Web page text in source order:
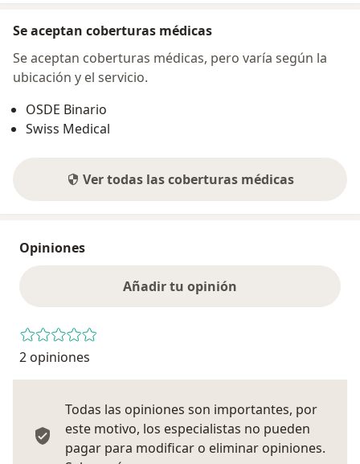
Se aceptan coberturas médicas
Se aceptan coberturas médicas, pero varía según la
ubicación y el servicio.
OSDE Binario
Swiss Medical
Ver todas las coberturas médicas
Opiniones
Añadir tu opinión
2 opiniones
Todas las opiniones son importantes, por
este motivo, los especialistas no pueden
pagar para modificar o eliminar opiniones.